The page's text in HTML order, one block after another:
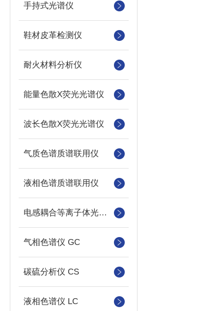
手持式光谱仪
鞋材皮革检测仪
耐火材料分析仪
能量色散X荧光光谱仪
波长色散X荧光光谱仪
气质色谱质谱联用仪
液相色谱质谱联用仪
电感耦合等离子体光谱仪
气相色谱仪 GC
碳硫分析仪 CS
液相色谱仪 LC